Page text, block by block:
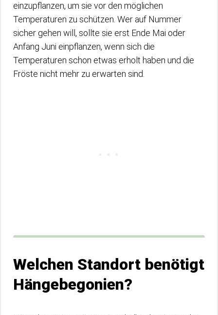
einzupflanzen, um sie vor den möglichen
Temperaturen zu schützen. Wer auf Nummer
sicher gehen will, sollte sie erst Ende Mai oder
Anfang Juni einpflanzen, wenn sich die
Temperaturen schon etwas erholt haben und die
Fröste nicht mehr zu erwarten sind.
Welchen Standort benötigt
Hängebegonien?